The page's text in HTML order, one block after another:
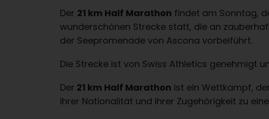
Der 21 km Half Marathon findet am Sonntag,
wunderschönen Strecke statt, die an
der Seepromenade von Ascona vorbeiführt.
Die Strecke ist von Swiss Athletics genehmigt
Der 21 km Half Marathon ist ein Wettkampf,
ihrer Nationalität und ihrer Zugehörigkeit zu